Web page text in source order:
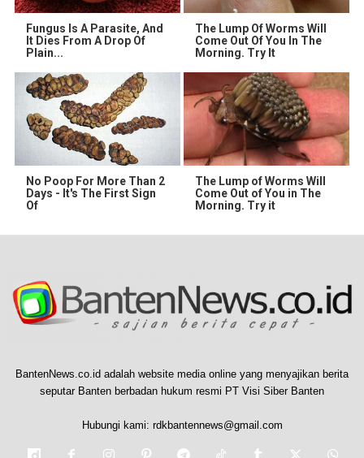
Fungus Is A Parasite, And
It Dies From A Drop Of
Plain...
The Lump Of Worms Will
Come Out Of You In The
Morning. Try It
No Poop For More Than 2
Days - It's The First Sign
Of
The Lump of Worms Will
Come Out of You in The
Morning. Try it
BantenNews.co.id adalah website media online yang menyajikan berita
seputar Banten berbadan hukum resmi PT Visi Siber Banten
Hubungi kami: rdkbantennews@gmail.com